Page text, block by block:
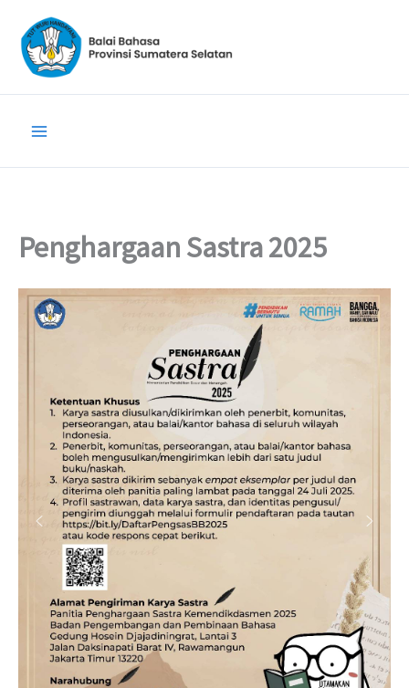
konten
Penghargaan Sastra 2025